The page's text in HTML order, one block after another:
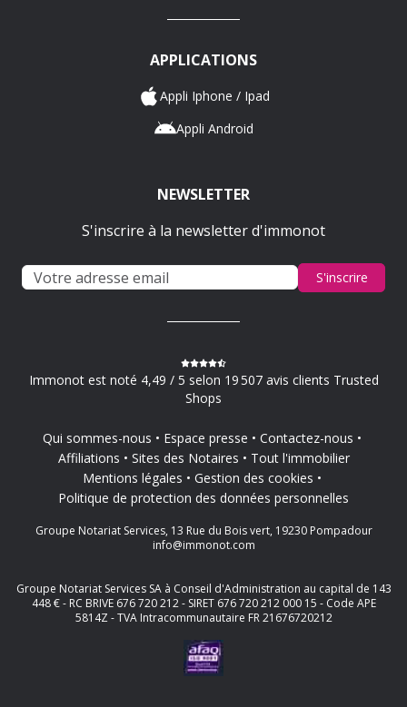
APPLICATIONS
Appli Iphone / Ipad
Appli Android
NEWSLETTER
S'inscrire à la newsletter d'immonot
S'inscrire
Immonot est noté 4,49 / 5 selon 19 507 avis clients Trusted
Shops
Qui sommes-nous Espace presse
Contactez-nous
Affiliations
Sites des Notaires
Tout l'immobilier
Mentions légales
Gestion des cookies
Politique de protection des données personnelles
Groupe Notariat Services, 13 Rue du Bois vert, 19230 Pompadour
info@immonot.com
Groupe Notariat Services SA à Conseil d'Administration au capital de 143
448 € - RC BRIVE 676 720 212 - SIRET 676 720 212 000 15 - Code APE
5814Z - TVA Intracommunautaire FR 21676720212